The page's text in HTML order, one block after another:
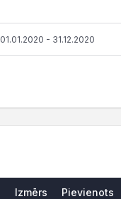
01.01.2020 - 31.12.2020
Izmērs Pievienots